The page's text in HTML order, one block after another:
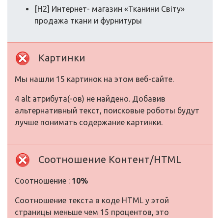
[H2] Интернет- магазин «Тканини Світу»
продажа ткани и фурнитуры
Картинки
Мы нашли 15 картинок на этом веб-сайте.
4 alt атрибута(-ов) не найдено. Добавив
альтернативный текст, поисковые роботы будут
лучше понимать содержание картинки.
Соотношение Контент/HTML
Соотношение : 10%
Соотношение текста в коде HTML у этой
страницы меньше чем 15 процентов, это